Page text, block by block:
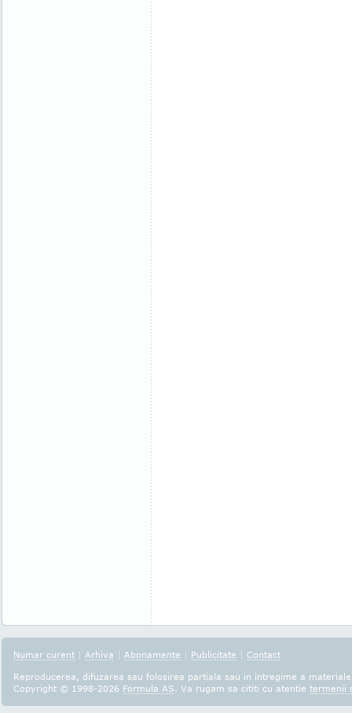
Numar curent | Arhiva | Abonamente | Publicitate | Contact
Reproducerea, difuzarea sau folosirea partiala sau in intregime a
Copyright © 1998-2026 Formula AS. Va rugam sa cititi cu atentie termenii